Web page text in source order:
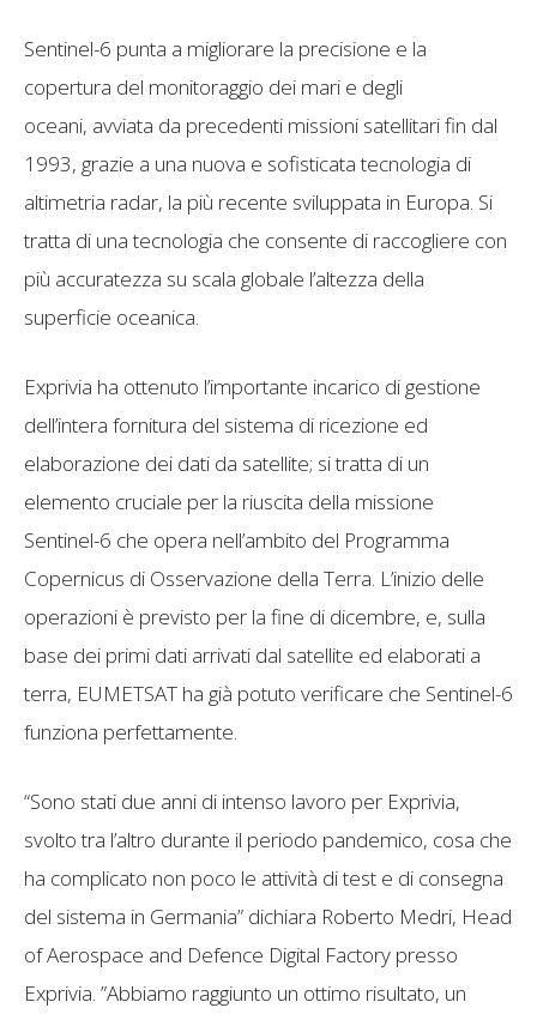
Sentinel-6 punta a migliorare la precisione e la
copertura del monitoraggio dei mari e degli
oceani, avviata da precedenti missioni satellitari fin dal
1993, grazie a una nuova e sofisticata tecnologia di
altimetria radar, la più recente sviluppata in Europa. Si
tratta di una tecnologia che consente di raccogliere con
più accuratezza su scala globale l’altezza della
superficie oceanica.
Exprivia ha ottenuto l’importante incarico di gestione
dell’intera fornitura del sistema di ricezione ed
elaborazione dei dati da satellite; si tratta di un
elemento cruciale per la riuscita della missione
Sentinel-6 che opera nell’ambito del Programma
Copernicus di Osservazione della Terra. L’inizio delle
operazioni è previsto per la fine di dicembre, e, sulla
base dei primi dati arrivati dal satellite ed elaborati a
terra, EUMETSAT ha già potuto verificare che Sentinel-6
funziona perfettamente.
“Sono stati due anni di intenso lavoro per Exprivia,
svolto tra l’altro durante il periodo pandemico, cosa che
ha complicato non poco le attività di test e di consegna
del sistema in Germania” dichiara Roberto Medri, Head
of Aerospace and Defence Digital Factory presso
Exprivia. ”Abbiamo raggiunto un ottimo risultato, un